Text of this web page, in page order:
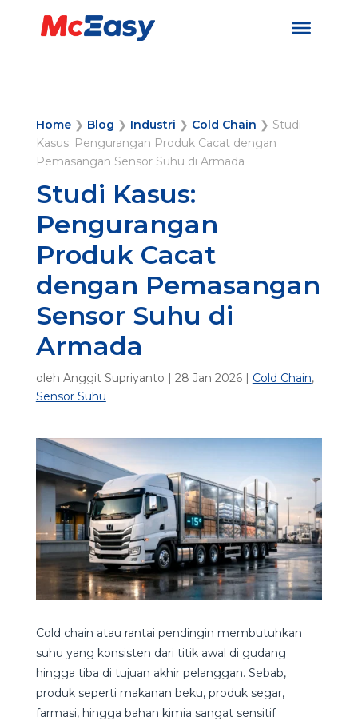
Home❯ Blog ❯ Industri ❯ Cold Chain ❯ Studi
Kasus: Pengurangan Produk Cacat dengan
Pemasangan Sensor Suhu di Armada
Studi Kasus:
Pengurangan
Produk Cacat
dengan Pemasangan
Sensor Suhu di
Armada
oleh Anggit Supriyanto | 28 Jan 2026| Cold Chain,
Sensor Suhu
Cold chain atau rantai pendingin membutuhkan
suhu yang konsisten dari titik awal di gudang
hingga tiba di tujuan akhir pelanggan. Sebab,
produk seperti makanan beku, produk segar,
farmasi, hingga bahan kimia sangat sensitif